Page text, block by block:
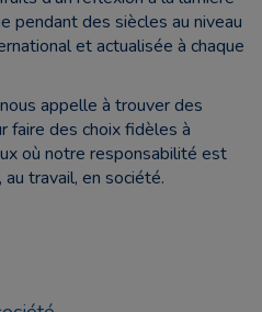
pendant des siècles au niveau
et actualisée à chaque
appelle à trouver des
faire des choix fidèles à
où notre responsabilité est
travail, en société.